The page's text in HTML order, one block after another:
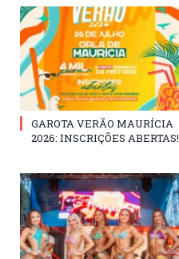
GAROTA VERÃO MAURÍCIA
2026: INSCRIÇÕES ABERTAS!